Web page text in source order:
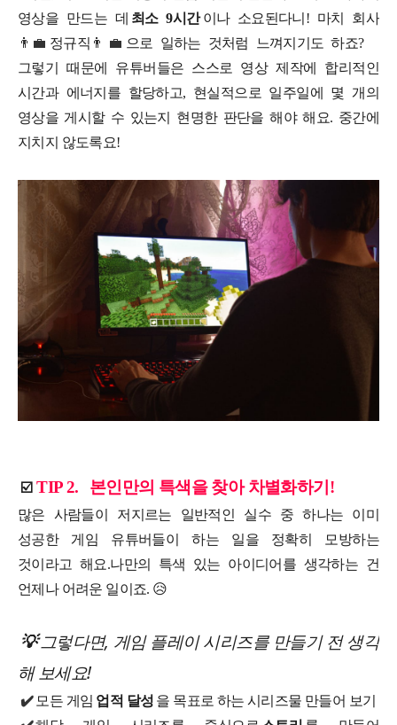
영상을 만드는 데 최소 9시간 이나 소요된다니! 마치 회사
👨‍💼 정규직 👨‍💼 으로 일하는 것처럼 느껴지기도 하죠?
그렇기 때문에 유튜버들은 스스로 영상 제작에 합리적인
시간과 에너지를 할당하고, 현실적으로 일주일에 몇 개의
영상을 게시할 수 있는지 현명한 판단을 해야 해요. 중간에
지치지 않도록요!
☑️ TIP 2. 본인만의 특색을 찾아 차별화하기!
많은 사람들이 저지르는 일반적인 실수 중 하나는 이미
성공한 게임 유튜버들이 하는 일을 정확히 모방하는
것이라고 해요.나만의 특색 있는 아이디어를 생각하는 건
언제나 어려운 일이죠. 😥
💡그렇다면, 게임 플레이 시리즈를 만들기 전 생각
해 보세요!
✔️ 모든 게임 업적 달성 을 목표로 하는 시리즈물 만들어 보기